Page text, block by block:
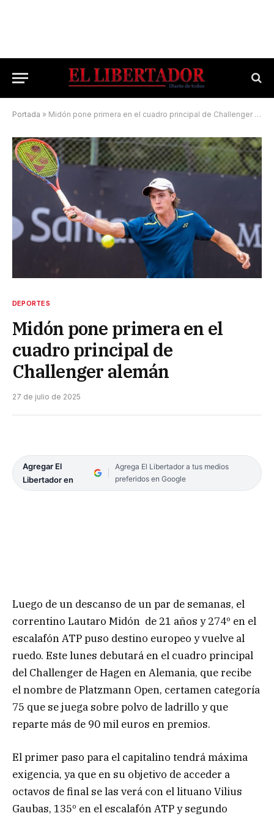
Portada » Midón pone primera en el cuadro principal de Challenger alemán
DEPORTES
Midón pone primera en el
cuadro principal de
Challenger alemán
27 de julio de 2025
Agregar El
Libertador en
Agrega El Libertador a tus medios
preferidos en Google
Luego de un descanso de un par de semanas, el
correntino Lautaro Midón de 21 años y 274º en el
escalafón ATP puso destino europeo y vuelve al
ruedo. Este lunes debutará en el cuadro principal
del Challenger de Hagen en Alemania, que recibe
el nombre de Platzmann Open, certamen categoría
75 que se juega sobre polvo de ladrillo y que
reparte más de 90 mil euros en premios.
El primer paso para el capitalino tendrá máxima
exigencia, ya que en su objetivo de acceder a
octavos de final se las verá con el lituano Vilius
Gaubas, 135º en el escalafón ATP y segundo